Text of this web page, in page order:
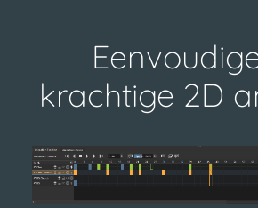
krachtige 2D